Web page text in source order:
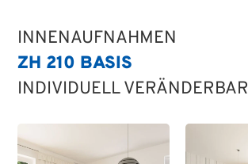
INNENAUFNAHMEN
ZH 210 BASIS
INDIVIDUELL VERÄNDERBAR